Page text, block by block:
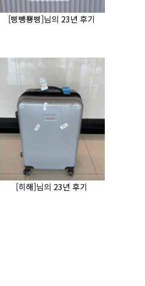
[삥뺑뿅삥]님의 23년 후기
[히해]님의 23년 후기